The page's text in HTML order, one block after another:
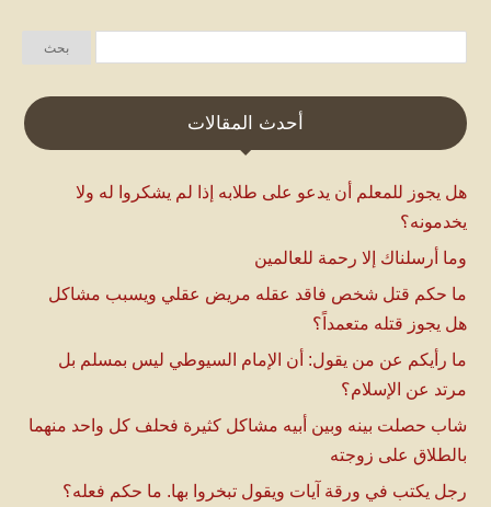
أحدث المقالات
هل يجوز للمعلم أن يدعو على طلابه إذا لم يشكروا له ولا
يخدمونه؟
وما أرسلناك إلا رحمة للعالمين
ما حكم قتل شخص فاقد عقله مريض عقلي ويسبب مشاكل
هل يجوز قتله متعمداً؟
ما رأيكم عن من يقول: أن الإمام السيوطي ليس بمسلم بل
مرتد عن الإسلام؟
شاب حصلت بينه وبين أبيه مشاكل كثيرة فحلف كل واحد منهما
بالطلاق على زوجته
رجل يكتب في ورقة آيات ويقول تبخروا بها. ما حكم فعله؟